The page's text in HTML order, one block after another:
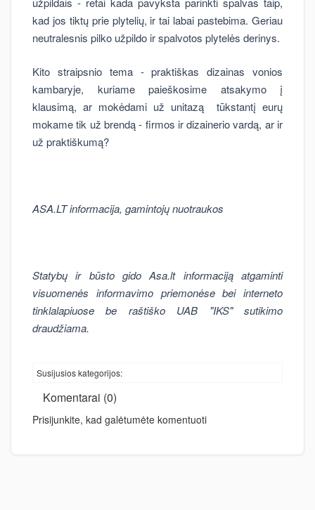
kad jos tiktų prie plytelių, ir tai labai pastebima. Geriau
neutralesnis pilko užpildo ir spalvotos plytelės derinys.
Kito straipsnio tema - praktiškas dizainas vonios
kambaryje, kuriame paieškosime atsakymo į
klausimą, ar mokėdami už unitazą tūkstantį eurų
mokame tik už brendą - firmos ir dizainerio vardą, ar ir
už praktiškumą?
ASA.LT informacija, gamintojų nuotraukos
Statybų ir būsto gido Asa.lt informaciją atgaminti
visuomenės informavimo priemonėse bei interneto
tinklalapiuose be raštiško UAB "IKS" sutikimo
draudžiama.
Susijusios kategorijos:
Komentarai (0)
Prisijunkite, kad galėtumėte komentuoti